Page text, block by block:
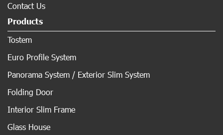
Contact Us
Products
Tostem
Euro Profile System
Panorama System / Exterior Slim System
Folding Door
Interior Slim Frame
Glass House